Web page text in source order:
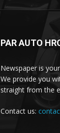
PAR AUTO
Newspaper is
We provide you
straight from the
Contact us: